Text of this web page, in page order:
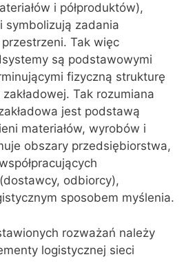
i półproduktów),
symbolizują zadania
Tak więc
są podstawowymi
fizyczną strukturę
Tak rozumiana
jest podstawą
materiałów, wyrobów i
obszary przedsiębiorstwa,
odbiorcy),
sposobem myślenia.
rozważań należy
logistycznej sieci